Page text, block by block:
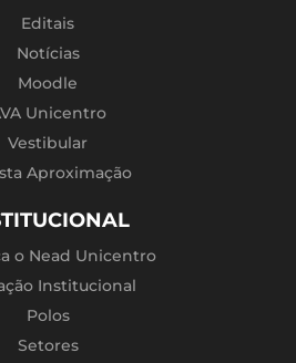
Editais
Notícias
Moodle
Unicentro
Vestibular
Aproximação
o Nead Unicentro
Institucional
Polos
Setores